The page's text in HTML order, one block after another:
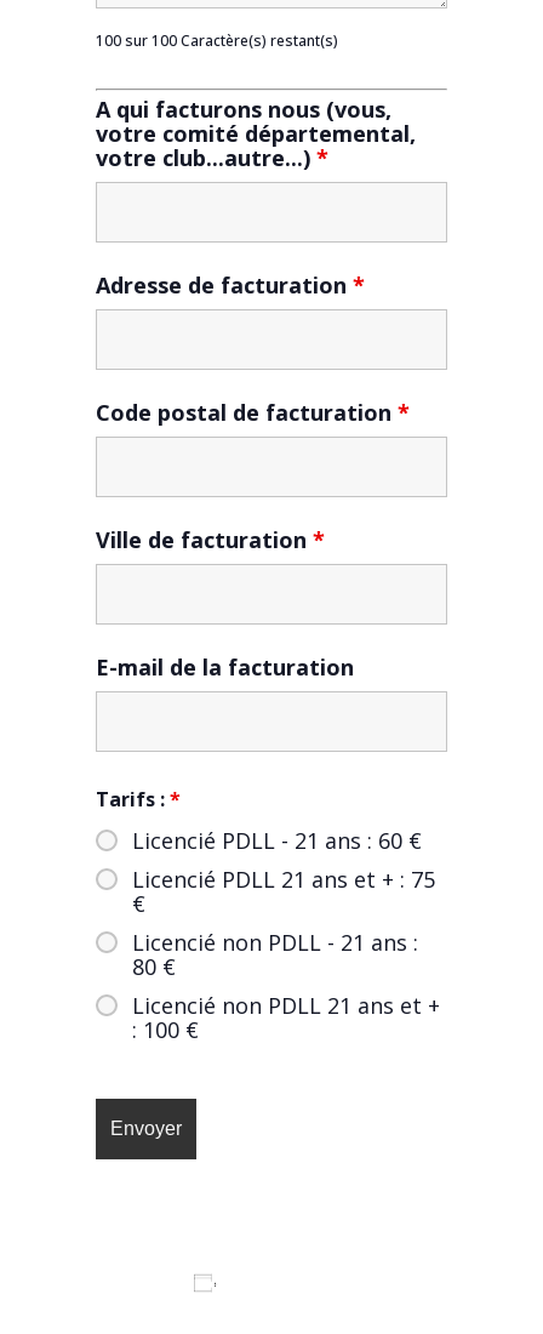
100 sur 100 Caractère(s) restant(s)
A qui facturons nous (vous,
votre comité départemental,
votre club...autre...) *
Adresse de facturation *
Code postal de facturation *
Ville de facturation *
E-mail de la facturation
Tarifs :*
Licencié PDLL - 21 ans : 60 €
Licencié PDLL 21 ans et + : 75
€
Licencié non PDLL - 21 ans :
80 €
Licencié non PDLL 21 ans et +
: 100 €